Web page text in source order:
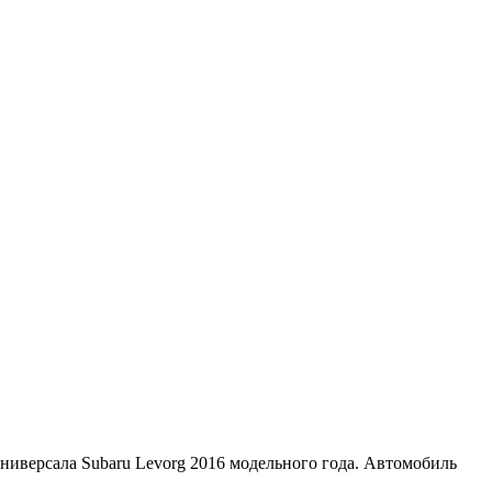
Subaru Levorg 2016 модельного года. Автомобиль